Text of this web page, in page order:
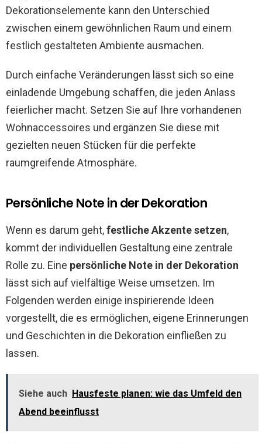
Dekorationselemente kann den Unterschied
zwischen einem gewöhnlichen Raum und einem
festlich gestalteten Ambiente ausmachen.
Durch einfache Veränderungen lässt sich so eine
einladende Umgebung schaffen, die jeden Anlass
feierlicher macht. Setzen Sie auf Ihre vorhandenen
Wohnaccessoires und ergänzen Sie diese mit
gezielten neuen Stücken für die perfekte
raumgreifende Atmosphäre.
Persönliche Note in der Dekoration
Wenn es darum geht,festliche Akzente setzen,
kommt der individuellen Gestaltung eine zentrale
Rolle zu. Eine persönliche Note in der Dekoration
lässt sich auf vielfältige Weise umsetzen. Im
Folgenden werden einige inspirierende Ideen
vorgestellt, die es ermöglichen, eigene Erinnerungen
und Geschichten in die Dekoration einfließen zu
lassen.
Siehe auch Hausfeste planen: wie das Umfeld den
Abend beeinflusst